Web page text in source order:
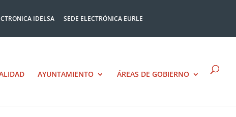
IDELSA
SEDE ELECTRÓNICA EURLE
AYUNTAMIENTO ÁREAS DE GOBIERNO